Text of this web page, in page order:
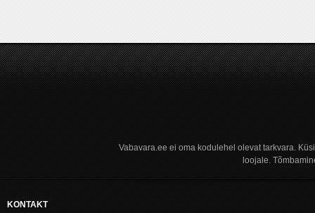
Vabavara.ee ei oma kodulehel olevat tarkvara.
loojale.
KONTAKT